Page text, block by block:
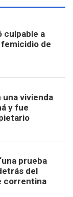
culpable a
de
una vivienda
y fue
prueba
del
correntina